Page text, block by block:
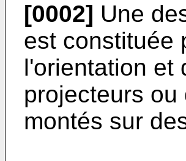
[0002] Une
est constituée
l'orientation et
projecteurs
montés sur